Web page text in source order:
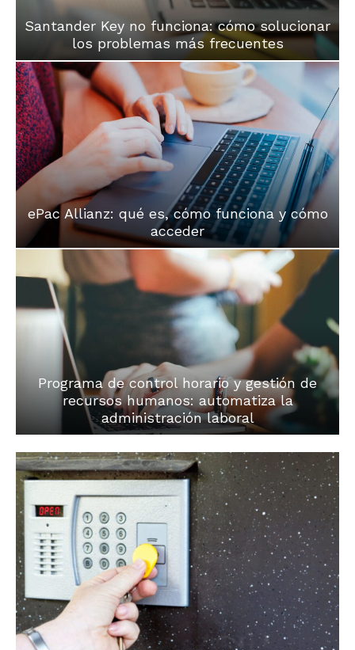
Santander Key no funciona: cómo solucionar
los problemas más frecuentes
ePac Allianz: qué es, cómo funciona y cómo
acceder
Programa de control horario y gestión de
recursos humanos: automatiza la
administración laboral